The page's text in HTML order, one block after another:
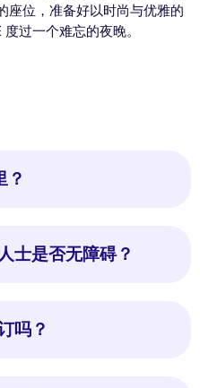
座位，准备好以时尚与优雅的
过一个难忘的夜晚。
？
士是否无障碍？
吗？